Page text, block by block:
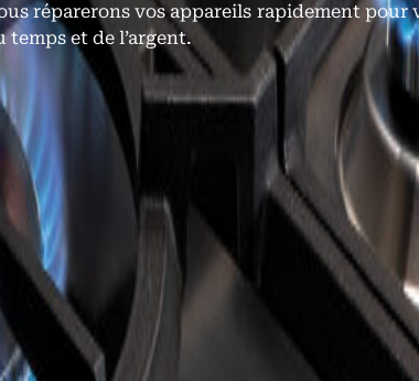
réparerons vos appareils rapidement pour
temps et de l’argent.